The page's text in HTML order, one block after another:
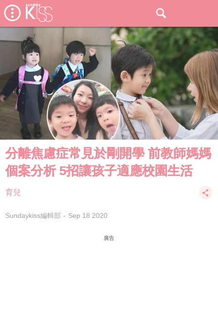
分離焦慮症常見於剛開學 前教師媽媽
個案分析 5招讓孩子適應校園生活
育兒
Sundaykiss編輯部 Sep 18 2020
廣告